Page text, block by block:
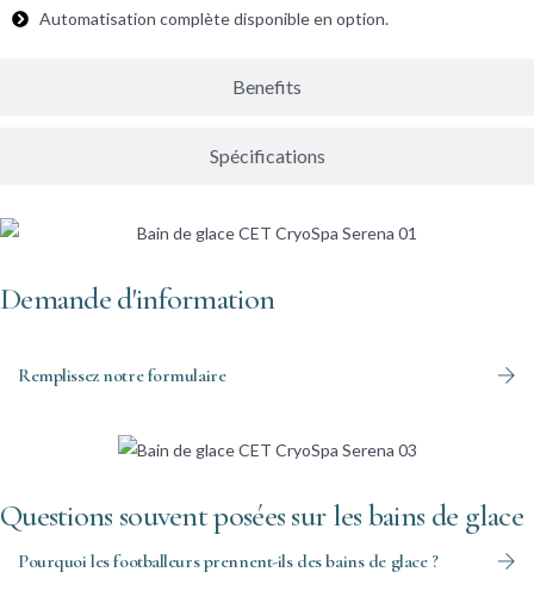
Benefits
Spécifications
Automatisation complète disponible en option.
Demande d'information
Remplissez notre formulaire
Questions souvent posées sur les bains de glace
Pourquoi les footballeurs prennent-ils des bains de glace ?